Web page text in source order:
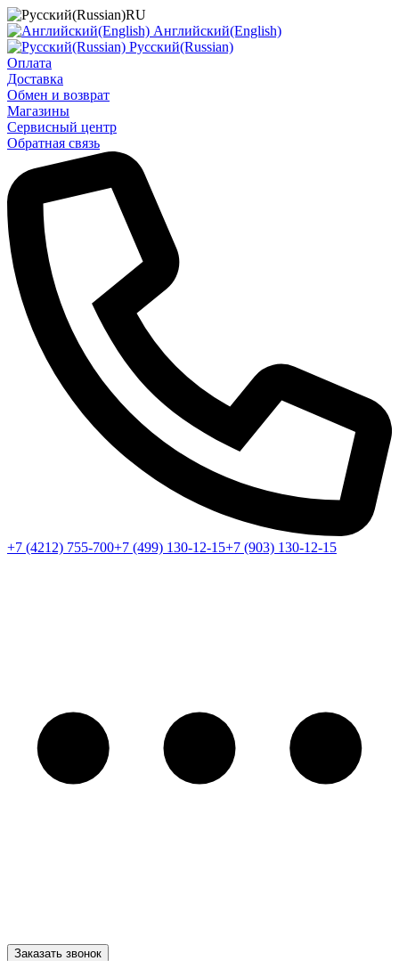
RU
Английский(English)
Русский(Russian)
Оплата
Доставка
Обмен и возврат
Магазины
Сервисный центр
Обратная связь
+7 (4212) 755-700+7 (499) 130-12-15+7 (903) 130-12-15
Заказать звонок